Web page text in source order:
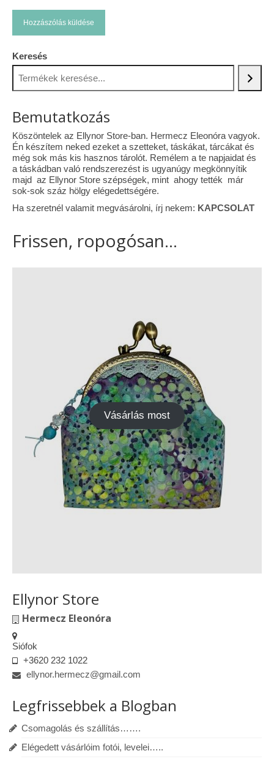
Keresés
Bemutatkozás
Köszöntelek az Ellynor Store-ban. Hermecz Eleonóra vagyok.
Én készítem neked ezeket a szetteket, táskákat, tárcákat és
még sok más kis hasznos tárolót. Remélem a te napjaidat és
a táskádban való rendszerezést is ugyanúgy megkönnyítik
majd az Ellynor Store szépségek, mint ahogy tették már
sok-sok száz hölgy elégedettségére.
Ha szeretnél valamit megvásárolni, írj nekem: KAPCSOLAT
Frissen, ropogósan...
Vásárlás most
Ellynor Store
Hermecz Eleonóra
Siófok
+3620 232 1022
ellynor.hermecz@gmail.com
Legfrissebbek a Blogban
Csomagolás és szállítás…….
Elégedett vásárlóim fotói, levelei…..